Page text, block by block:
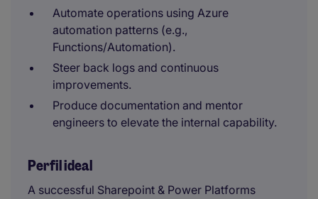
Automate operations using Azure
automation patterns (e.g.,
Functions/Automation).
Steer back logs and continuous
improvements.
Produce documentation and mentor
engineers to elevate the internal capability.
Perfil ideal
A successful Sharepoint & Power Platforms